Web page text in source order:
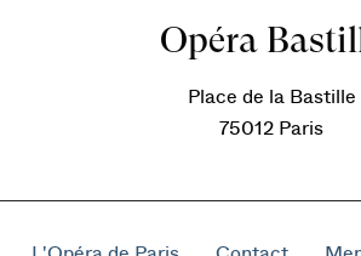
Opéra
Place de la Bastille
75012 Paris